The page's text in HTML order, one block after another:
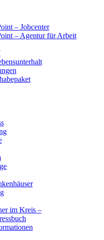
– Jobcenter
– Agentur für Arbeit
im Kreis –